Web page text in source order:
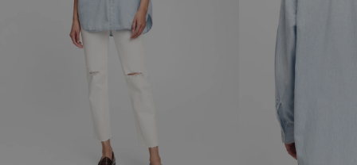
Camperas
Musculosas
Vestidos y polleras
Camperas
Ropa interior
Camperas
Camperas